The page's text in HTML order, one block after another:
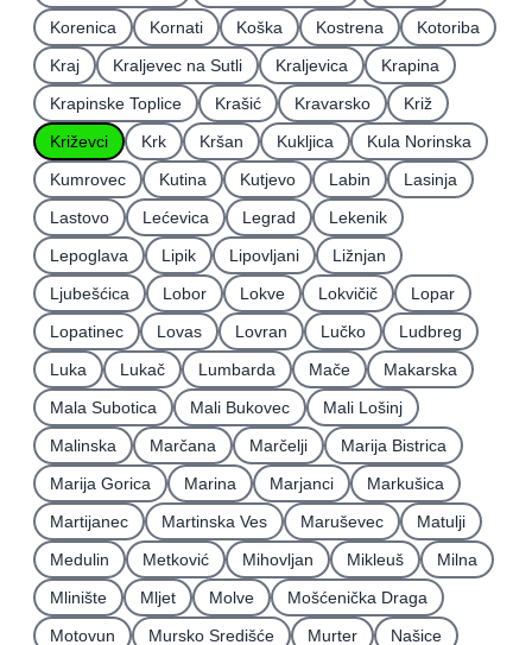
Korenica
Kornati Koška Kostrena
Kotoriba
Kraj
Kraljevec na Sutli Kraljevica
Krapina
Krapinske Toplice
Krašić Kravarsko
Križ
Križevci
Krk Kršan Kukljica
Kula Norinska
Kumrovec
Kutina Kutjevo Labin
Lasinja
Lastovo
Lećevica Legrad
Lekenik
Lepoglava
Lipik Lipovljani
Ližnjan
Ljubešćica
Lobor Lokve Lokvičič
Lopar
Lopatinec
Lovas Lovran Lučko
Ludbreg
Luka
Lukač Lumbarda Mače
Makarska
Mala Subotica
Mali Bukovec
Mali Lošinj
Malinska
Marčana Marčelji
Marija Bistrica
Marija Gorica
Marina Marjanci
Markušica
Martijanec
Martinska Ves Maruševec
Matulji
Medulin
Metković Mihovljan Mikleuš
Milna
Mlinište
Mljet Molve
Mošćenička Draga
Motovun
Mursko Središće Murter
Našice